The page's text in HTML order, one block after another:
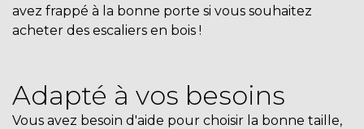
avez frappé à la bonne porte si vous souhaitez
acheter des escaliers en bois !
Adapté à vos besoins
Vous avez besoin d'aide pour choisir la bonne taille,